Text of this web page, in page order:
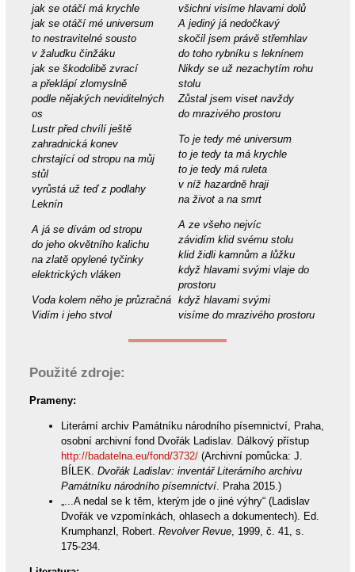
jak se otáčí má krychle
jak se otáčí mé universum
to nestravitelné sousto
v žaludku činžáku
jak se škodolibě zvrací
a překlápí zlomyslně
podle nějakých neviditelných
os
Lustr před chvílí ještě
zahradnická konev
chrstající od stropu na můj
stůl
vyrůstá už teď z podlahy
Leknín
A já se dívám od stropu
do jeho okvětního kalichu
na zlatě opylené tyčinky
elektrických vláken
Voda kolem něho je průzračná
Vidím i jeho stvol
všichni visíme hlavami dolů
A jediný já nedočkavý
skočil jsem právě střemhlav
do toho rybníku s leknínem
Nikdy se už nezachytím rohu
stolu
Zůstal jsem viset navždy
do mrazivého prostoru
To je tedy mé universum
to je tedy ta má krychle
to je tedy má ruleta
v níž hazardně hraji
na život a na smrt
A ze všeho nejvíc
závidím klid svému stolu
klid židli kamnům a lůžku
když hlavami svými vlaje do
prostoru
když hlavami svými
visíme do mrazivého prostoru
Použité zdroje:
Prameny:
Literární archiv Památníku národního písemnictví, Praha,
osobní archivní fond Dvořák Ladislav. Dálkový přístup
http://badatelna.eu/fond/3732/(Archivní pomůcka: J.
BÍLEK. Dvořák Ladislav: inventář Literárního archivu
Památníku národního písemnictví. Praha 2015.)
„...A nedal se k těm, kterým jde o jiné výhry“ (Ladislav
Dvořák ve vzpomínkách, ohlasech a dokumentech). Ed.
Krumphanzl, Robert. Revolver Revue, 1999, č. 41, s.
175-234.